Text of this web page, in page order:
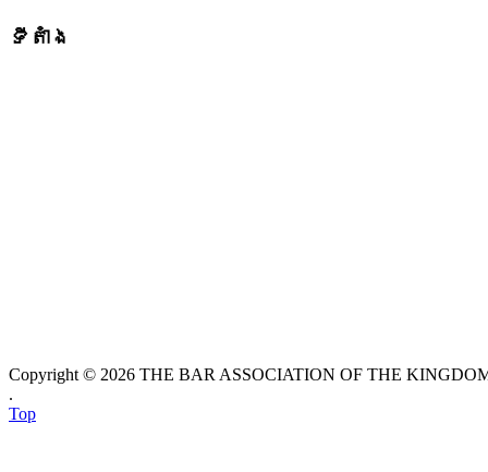
ទីតាំង
Copyright © 2026 THE BAR ASSOCIATION OF THE
.
Top